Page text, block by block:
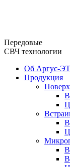
Передовые
СВЧ технологии
Об Аргус-ЭТ
Продукция